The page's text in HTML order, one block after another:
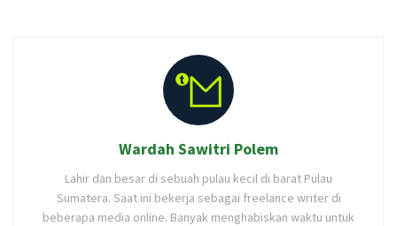
Wardah Sawitri Polem
Lahir dan besar di sebuah pulau kecil di barat Pulau
Sumatera. Saat ini bekerja sebagai freelance writer di
beberapa media online. Banyak menghabiskan waktu untuk